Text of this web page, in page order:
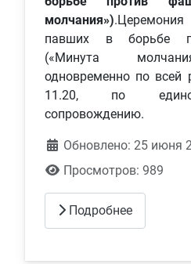
молчания»)
павших в борьбе
(«Минута
одновременно по всей
11.20, по
сопровождению.
Обновлено: 25 июня
Просмотров: 989
Подробнее